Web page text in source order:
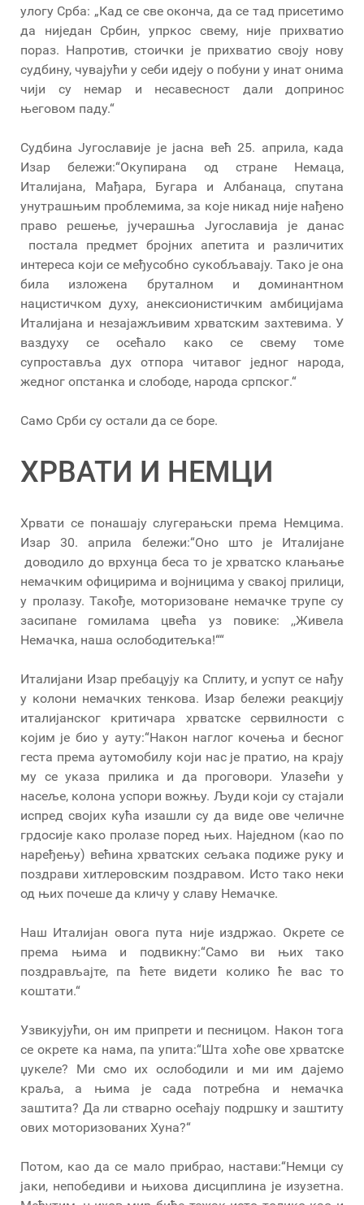
улогу Срба: „Кад се све оконча, да се тад присетимо
да ниједан Србин, упркос свему, није прихватио
пораз. Напротив, стоички је прихватио своју нову
судбину, чувајући у себи идеју о побуни у инат онима
чији су немар и несавесност дали допринос
његовом паду.“
Судбина Југославије је јасна већ 25. априла, када
Изар бележи:“Окупирана од стране Немаца,
Италијана, Мађара, Бугара и Албанаца, спутана
унутрашњим проблемима, за које никад није нађено
право решење, јучерашња Југославија је данас
постала предмет бројних апетита и различитих
интереса који се међусобно сукобљавају. Тако је она
била изложена бруталном и доминантном
нацистичком духу, анексионистичким амбицијама
Италијана и незајажљивим хрватским захтевима. У
ваздуху се осећало како се свему томе
супроставља дух отпора читавог једног народа,
жедног опстанка и слободе, народа српског.“
Само Срби су остали да се боре.
ХРВАТИ И НЕМЦИ
Хрвати се понашају слугерањски према Немцима.
Изар 30. априла бележи:“Оно што је Италијане
доводило до врхунца беса то је хрватско клањање
немачким официрима и војницима у свакој прилици,
у пролазу. Такође, моторизоване немачке трупе су
засипане гомилама цвећа уз повике: ,,Живела
Немачка, наша ослободитељка!““
Италијани Изар пребацују ка Сплиту, и успут се нађу
у колони немачких тенкова. Изар бележи реакцију
италијанског критичара хрватске сервилности с
којим је био у ауту:“Након наглог кочења и бесног
геста према аутомобилу који нас је пратио, на крају
му се указа прилика и да проговори. Улазећи у
насеље, колона успори вожњу. Људи који су стајали
испред својих кућа изашли су да виде ове челичне
грдосије како пролазе поред њих. Наједном (као по
наређењу) већина хрватских сељака подиже руку и
поздрави хитлеровским поздравом. Исто тако неки
од њих почеше да кличу у славу Немачке.
Наш Италијан овога пута није издржао. Окрете се
према њима и подвикну:“Само ви њих тако
поздрављајте, па ћете видети колико ће вас то
коштати.“
Узвикујући, он им припрети и песницом. Након тога
се окрете ка нама, па упита:“Шта хоће ове хрватске
џукеле? Ми смо их ослободили и ми им дајемо
краља, а њима је сада потребна и немачка
заштита? Да ли стварно осећају подршку и заштиту
ових моторизованих Хуна?“
Потом, као да се мало прибрао, настави:“Немци су
јаки, непобедиви и њихова дисциплина је изузетна.